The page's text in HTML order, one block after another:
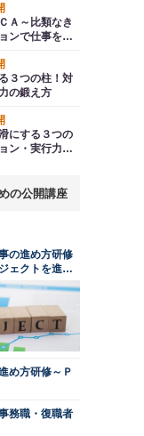
Ａ～比類なき
ンで仕事を進
３つの柱！対
の鍛え方
にする３つの
ン・実行力・
の公開講座
の進め方研修
ェクトを進め
め方研修～Ｐ
務職・復職者